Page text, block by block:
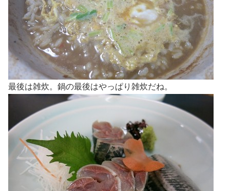
最後は雑炊。鍋の最後はやっぱり雑炊だね。